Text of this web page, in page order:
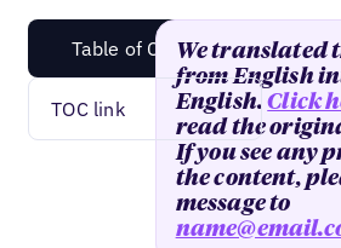
Table of Content
TOC link
We translated
from English
English.Click
read the
If you see any
the content,
message to